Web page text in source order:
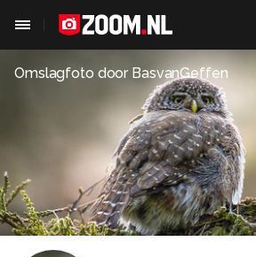
Omslagfoto door BasvanGeffen